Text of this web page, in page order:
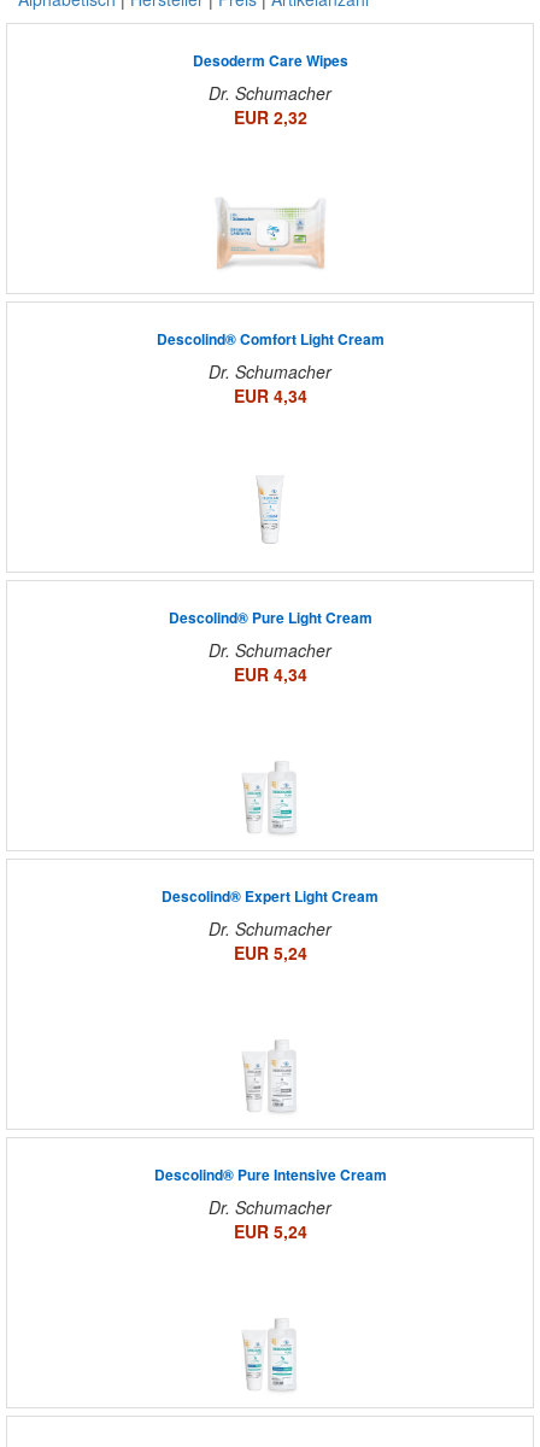
Desoderm Care Wipes
Dr. Schumacher
EUR 2,32
Descolind® Comfort Light Cream
Dr. Schumacher
EUR 4,34
Descolind® Pure Light Cream
Dr. Schumacher
EUR 4,34
Descolind® Expert Light Cream
Dr. Schumacher
EUR 5,24
Descolind® Pure Intensive Cream
Dr. Schumacher
EUR 5,24